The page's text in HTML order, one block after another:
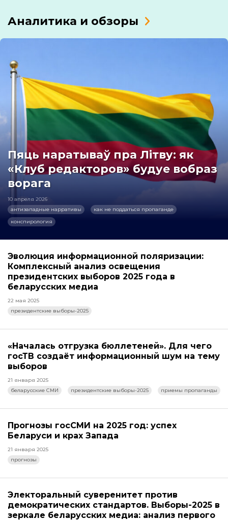
Аналитика и обзоры
Пяць наратываў пра Літву: як
«Клуб редакторов» будуе вобраз
ворага
10 апреля 2026
антизападные нарративы
как не поддаться пропаганде
конспирология
Эволюция информационной поляризации:
Комплексный анализ освещения
президентских выборов 2025 года в
беларусских медиа
22 мая 2025
президентские выборы-2025
«Началась отгрузка бюллетеней». Для чего
госТВ создаёт информационный шум на тему
выборов
21 января 2025
беларусские СМИ
президентские выборы-2025 приемы пропаганды
Прогнозы госСМИ на 2025 год: успех
Беларуси и крах Запада
21 января 2025
прогнозы
Электоральный суверенитет против
демократических стандартов. Выборы-2025 в
зеркале беларусских медиа: анализ первого